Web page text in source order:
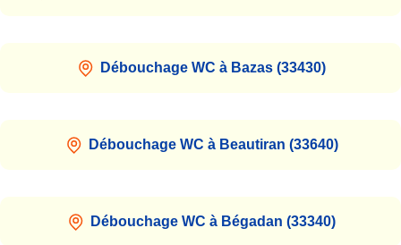
Débouchage WC à Bazas (33430)
Débouchage WC à Beautiran (33640)
Débouchage WC à Bégadan (33340)